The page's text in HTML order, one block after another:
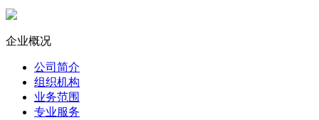
企业概况
公司简介
组织机构
业务范围
专业服务